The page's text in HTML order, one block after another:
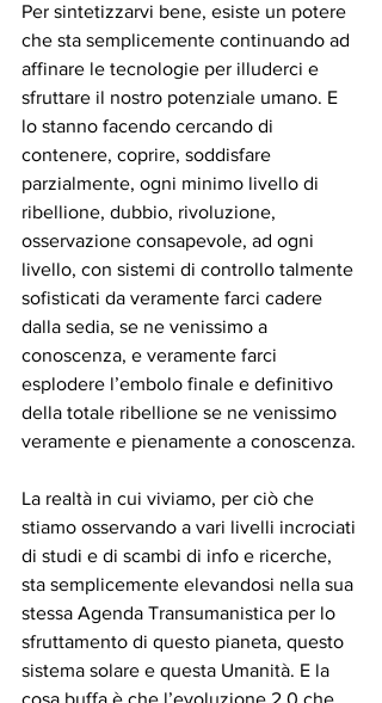
Per sintetizzarvi bene, esiste un potere
che sta semplicemente continuando ad
affinare le tecnologie per illuderci e
sfruttare il nostro potenziale umano. E
lo stanno facendo cercando di
contenere, coprire, soddisfare
parzialmente, ogni minimo livello di
ribellione, dubbio, rivoluzione,
osservazione consapevole, ad ogni
livello, con sistemi di controllo talmente
sofisticati da veramente farci cadere
dalla sedia, se ne venissimo a
conoscenza, e veramente farci
esplodere l’embolo finale e definitivo
della totale ribellione se ne venissimo
veramente e pienamente a conoscenza.
La realtà in cui viviamo, per ciò che
stiamo osservando a vari livelli incrociati
di studi e di scambi di info e ricerche,
sta semplicemente elevandosi nella sua
stessa Agenda Transumanistica per lo
sfruttamento di questo pianeta, questo
sistema solare e questa Umanità. E la
cosa buffa è che l’evoluzione 2.0 che